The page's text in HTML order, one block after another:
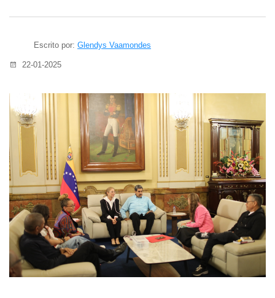
Escrito por: Glendys Vaamondes
22-01-2025